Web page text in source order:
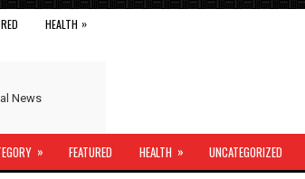
HEALTH »
News
» FEATURED HEALTH » UNCATEGORIZED